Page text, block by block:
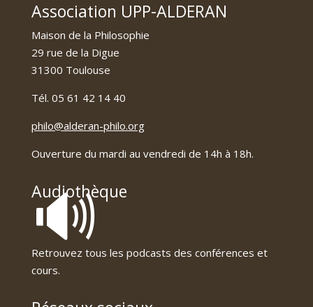
Association UPP-ALDERAN
Maison de la Philosophie
29 rue de la Digue
31300 Toulouse
Tél. 05 61 42 14 40
philo@alderan-philo.org
Ouverture du mardi au vendredi de 14h à 18h.
Audiothèque
🔊
Retrouvez tous les podcasts des conférences et
cours.